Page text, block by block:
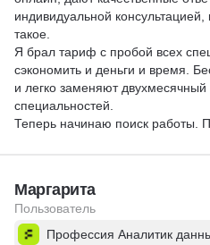
индивидуальной
такое.
Я брал тариф с пробой всех
сэкономить и деньги и время.
и легко заменяют
специальностей.
Теперь начинаю поиск работы.
Маргарита
Пользователь
Профессия Аналитик